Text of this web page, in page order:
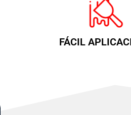
FÁCIL